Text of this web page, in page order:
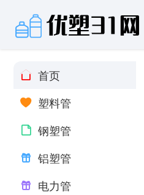
首页
塑料管
钢塑管
铝塑管
电力管